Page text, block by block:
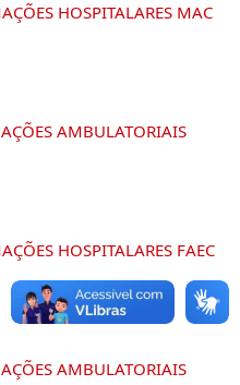
HOSPITALARES MAC
AMBULATORIAIS
HOSPITALARES FAEC
AMBULATORIAIS